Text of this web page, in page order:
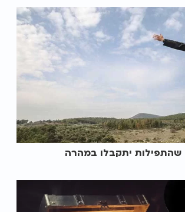
שהתפילות יתקבלו במהרה